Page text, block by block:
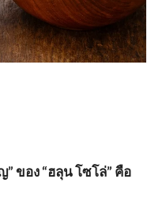
ของ “ฮลุน โซโล่” คือ